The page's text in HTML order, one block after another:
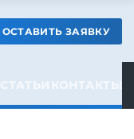
ОСТАВИТЬ ЗАЯВКУ
СТАТЬИ КОНТАКТЫ